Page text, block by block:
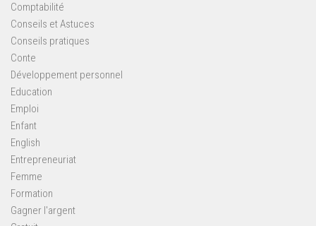
Comptabilité
Conseils et Astuces
Conseils pratiques
Conte
Développement personnel
Education
Emploi
Enfant
English
Entrepreneuriat
Femme
Formation
Gagner l'argent